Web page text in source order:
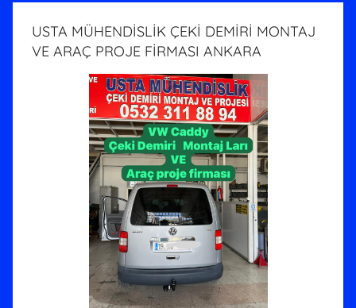
USTA MÜHENDİSLİK ÇEKİ DEMİRİ MONTAJ
VE ARAÇ PROJE FİRMASI ANKARA